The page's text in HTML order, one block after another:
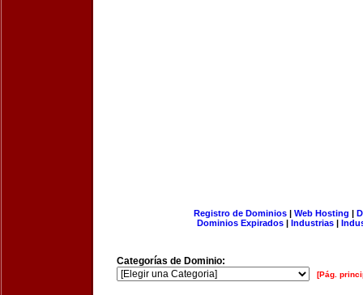
Registro de Dominios| Web Hosting |
Dominios Expirados | Industrias |
Categorías de Dominio:
[Pág.